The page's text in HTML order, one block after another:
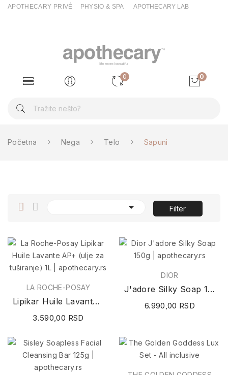
APOTHECARY PRIVÉ PHYSIO & SPA APOTHECARY LAB
0 0
Početna Nega Telo Sapuni
 Filter
LA ROCHE-POSAY
Lipikar Huile Lavante AP+ (ulje za tuširanje) 1L
3.590,00 RSD
DIOR
J'adore Silky Soap 150g
6.990,00 RSD